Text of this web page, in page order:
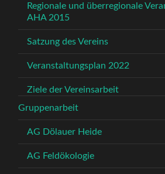
Regionale und überregionale
AHA 2015
Satzung des Vereins
Veranstaltungsplan 2022
Ziele der Vereinsarbeit
Gruppenarbeit
AG Dölauer Heide
AG Feldökologie